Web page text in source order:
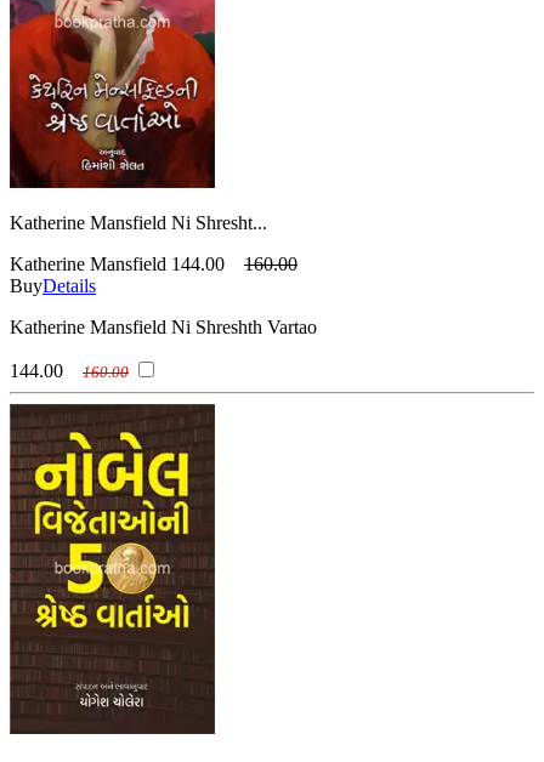
Katherine Mansfield Ni Shresht...
Katherine Mansfield 144.00
160.00
BuyDetails
Katherine Mansfield Ni Shreshth Vartao
144.00 160.00